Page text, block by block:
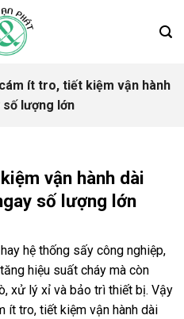
ít tro, tiết kiệm vận hành
số lượng lớn
vận hành dài
số lượng lớn
hệ thống sấy công nghiệp,
hiệu suất cháy mà còn
xử lý xỉ và bảo trì thiết bị. Vậy
ít tro, tiết kiệm vận hành dài